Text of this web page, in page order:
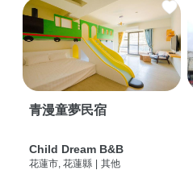
青漫童夢民宿
Child Dream B&B
花蓮市, 花蓮縣 其他